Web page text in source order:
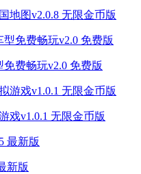
地图v2.0.8 无限金币版
费畅玩v2.0 免费版
戏v1.0.1 无限金币版
新版